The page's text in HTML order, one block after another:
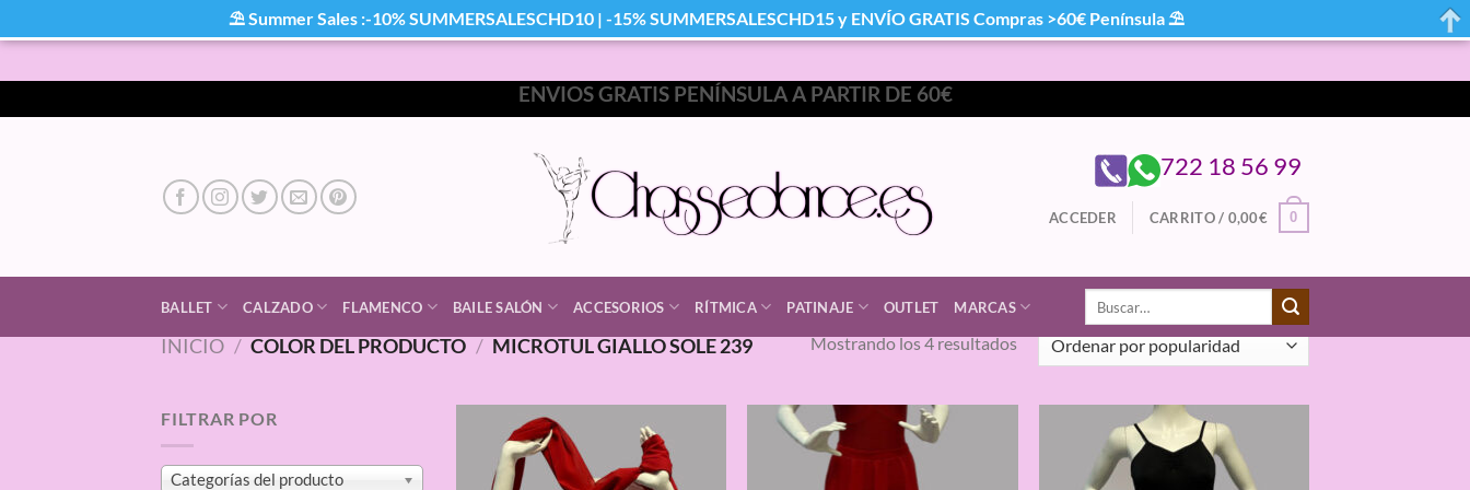
al
ENVIOS GRATIS PENÍNSULA A PARTIR DE 60€
722 18 56 99
ACCEDER CARRITO / 0,00€ 0
BALLET CALZADO FLAMENCO BAILE SALÓN ACCESORIOS RÍTMICA PATINAJE OUTLET MARCAS
Buscar
INICIO / COLOR DEL PRODUCTO / MICROTUL GIALLO SOLE 239 Mostrando los 4 resultadosOrdenado
por
FILTRAR POR
Categorías del producto
⛱ Summer Sales :-10% SUMMERSALESCHD10 | -15% SUMMERSALESCHD15 y ENVÍO GRATIS Compras >60€ Península ⛱